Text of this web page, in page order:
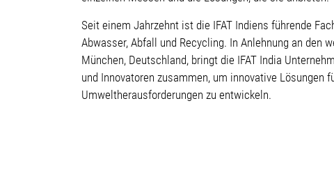
Seit einem Jahrzehnt ist die IFAT Indiens führende
Abwasser, Abfall und Recycling. In Anlehnung an den
München, Deutschland, bringt die IFAT India
und Innovatoren zusammen, um innovative Lösungen
Umweltherausforderungen zu entwickeln.